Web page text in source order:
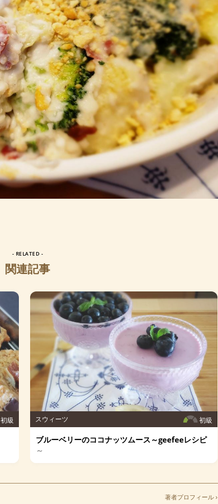
- RELATED -
関連記事
初級 初級
スウィーツ
ブルーベリーのココナッツムース～geefeeレシピ
～
著者プロフィール ›